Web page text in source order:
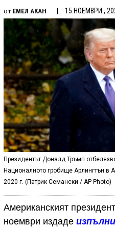
от ЕМЕЛ АКАН 15 НОЕМВРИ ,
Президентът Доналд Тръмп
Националното гробище Арлингтън в
2020 г. (Патрик Семански / AP Photo)
Американският
ноември издаде